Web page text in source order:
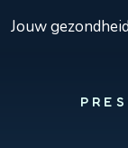
Jouw gezondheid